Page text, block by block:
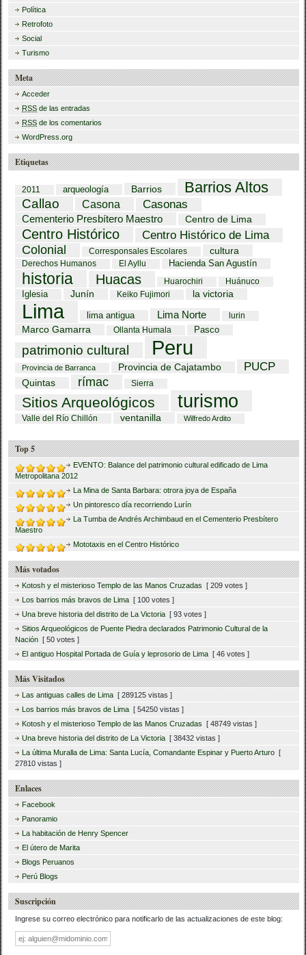
Política
Retrofoto
Social
Turismo
Meta
Acceder
RSS de las entradas
RSS de los comentarios
WordPress.org
Etiquetas
2011 arqueología Barrios Barrios Altos
Callao Casona Casonas
Cementerio Presbítero Maestro Centro de Lima
Centro Histórico
Centro Histórico de Lima
Colonial
Corresponsales Escolares cultura
Derechos Humanos El Ayllu Hacienda San Agustín
historia Huacas Huarochiri Huánuco
Iglesia Junín Keiko Fujimori la victoria
Lima lima antigua Lima Norte lurin
Marco Gamarra Ollanta Humala Pasco
patrimonio cultural Peru
Provincia de Barranca Provincia de Cajatambo PUCP
Quintas rímac Sierra
Sitios Arqueológicos turismo
Valle del Río Chillón ventanilla Wilfredo Ardito
Top 5
EVENTO: Balance del patrimonio cultural edificado de Lima
Metropolitana 2012
La Mina de Santa Barbara: otrora joya de España
Un pintoresco día recorriendo Lurín
La Tumba de Andrés Archimbaud en el Cementerio Presbítero
Maestro
Mototaxis en el Centro Histórico
Más votados
Kotosh y el misterioso Templo de las Manos Cruzadas [ 209 votes ]
Los barrios más bravos de Lima [ 100 votes ]
Una breve historia del distrito de La Victoria [ 93 votes ]
Sitios Arqueológicos de Puente Piedra declarados Patrimonio Cultural de la
Nación [ 50 votes ]
El antiguo Hospital Portada de Guía y leprosorio de Lima [ 46 votes ]
Más Visitados
Las antiguas calles de Lima [ 289125 vistas ]
Los barrios más bravos de Lima [ 54250 vistas ]
Kotosh y el misterioso Templo de las Manos Cruzadas [ 48749 vistas ]
Una breve historia del distrito de La Victoria [ 38432 vistas ]
La última Muralla de Lima: Santa Lucía, Comandante Espinar y Puerto Arturo [
27810 vistas ]
Enlaces
Facebook
Panoramio
La habitación de Henry Spencer
El útero de Marita
Blogs Peruanos
Perú Blogs
Suscripción
Ingrese su correo electrónico para notificarlo de las actualizaciones de este blog:
Dirección
de
correo